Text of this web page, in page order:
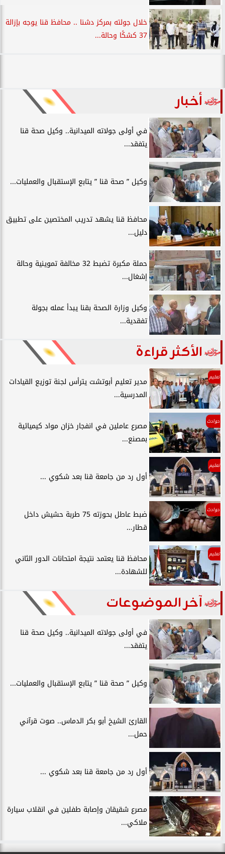
خلال جولته بمركز دشنا .. محافظ قنا يوجه بإزالة
37 كشكًا وحالة...
أخبار
في أولى جولاته الميدانية.. وكيل صحة قنا
يتفقد...
وكيل ” صحة قنا ” يتابع الإستقبال والعمليات...
محافظ قنا يشهد تدريب المختصين على تطبيق
دليل...
حملة مكبرة تضبط 32 مخالفة تموينية وحالة
إشغال...
وكيل وزارة الصحة بقنا يبدأ عمله بجولة
تفقدية...
الأكثر قراءة
تعليم
مدير تعليم أبوتشت يترأس لجنة توزيع القيادات
المدرسية...
حوادث
مصرع عاملين في انفجار خزان مواد كيميائية
بمصنع...
تعليم
أول رد من جامعة قنا بعد شكوي ...
حوادث
ضبط عاطل بحوزته 75 طربة حشيش داخل
قطار...
تعليم
محافظ قنا يعتمد نتيجة امتحانات الدور الثاني
للشهادة...
آخر الموضوعات
في أولى جولاته الميدانية.. وكيل صحة قنا
يتفقد...
وكيل ” صحة قنا ” يتابع الإستقبال والعمليات...
القارئ الشيخ أبو بكر الدماس.. صوت قرآني
حمل...
أول رد من جامعة قنا بعد شكوي ...
مصرع شقيقان وإصابة طفلين في انقلاب سيارة
ملاكي...